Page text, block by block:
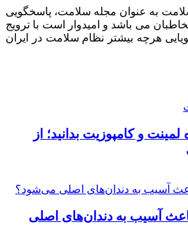
به عنوان مجله سلامت، پاسخگویی
می باشد و امیدوار است با ترویج
هرچه بیشتر نظام سلامت در ایران
لمینت و کامپوزیت بدانید؛ از
باعث آسیب به دندان‌های اصلی